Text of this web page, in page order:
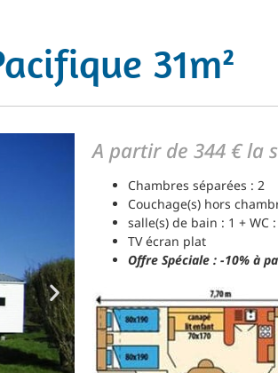
31m²
A partir de 344 € la
Chambres séparées : 2
Couchage(s) hors
salle(s) de bain : 1 + WC
TV écran plat
Offre Spéciale : -10% à